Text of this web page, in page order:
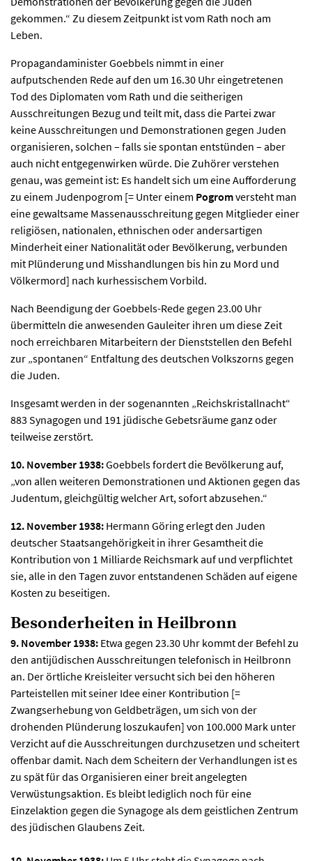
gekommen.“ Zu diesem Zeitpunkt ist vom Rath noch am
Leben.
Propagandaminister Goebbels nimmt in einer
aufputschenden Rede auf den um 16.30 Uhr eingetretenen
Tod des Diplomaten vom Rath und die seitherigen
Ausschreitungen Bezug und teilt mit, dass die Partei zwar
keine Ausschreitungen und Demonstrationen gegen Juden
organisieren, solchen – falls sie spontan entstünden – aber
auch nicht entgegenwirken würde. Die Zuhörer verstehen
genau, was gemeint ist: Es handelt sich um eine Aufforderung
zu einem Judenpogrom [= Unter einem Pogromversteht man
eine gewaltsame Massenausschreitung gegen Mitglieder einer
religiösen, nationalen, ethnischen oder andersartigen
Minderheit einer Nationalität oder Bevölkerung, verbunden
mit Plünderung und Misshandlungen bis hin zu Mord und
Völkermord] nach kurhessischem Vorbild.
Nach Beendigung der Goebbels-Rede gegen 23.00 Uhr
übermitteln die anwesenden Gauleiter ihren um diese Zeit
noch erreichbaren Mitarbeitern der Dienststellen den Befehl
zur „spontanen“ Entfaltung des deutschen Volkszorns gegen
die Juden.
Insgesamt werden in der sogenannten „Reichskristallnacht“
883 Synagogen und 191 jüdische Gebetsräume ganz oder
teilweise zerstört.
10. November 1938:Goebbels fordert die Bevölkerung auf,
„von allen weiteren Demonstrationen und Aktionen gegen das
Judentum, gleichgültig welcher Art, sofort abzusehen.“
12. November 1938: Hermann Göring erlegt den Juden
deutscher Staatsangehörigkeit in ihrer Gesamtheit die
Kontribution von 1 Milliarde Reichsmark auf und verpflichtet
sie, alle in den Tagen zuvor entstandenen Schäden auf eigene
Kosten zu beseitigen.
Besonderheiten in Heilbronn
9. November 1938: Etwa gegen 23.30 Uhr kommt der Befehl zu
den antijüdischen Ausschreitungen telefonisch in Heilbronn
an. Der örtliche Kreisleiter versucht sich bei den höheren
Parteistellen mit seiner Idee einer Kontribution [=
Zwangserhebung von Geldbeträgen, um sich von der
drohenden Plünderung loszukaufen] von 100.000 Mark unter
Verzicht auf die Ausschreitungen durchzusetzen und scheitert
offenbar damit. Nach dem Scheitern der Verhandlungen ist es
zu spät für das Organisieren einer breit angelegten
Verwüstungsaktion. Es bleibt lediglich noch für eine
Einzelaktion gegen die Synagoge als dem geistlichen Zentrum
des jüdischen Glaubens Zeit.